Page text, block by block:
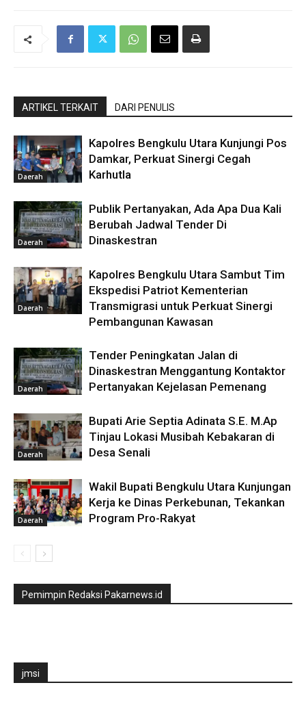
ARTIKEL TERKAIT DARI PENULIS
Daerah
Kapolres Bengkulu Utara Kunjungi Pos
Damkar, Perkuat Sinergi Cegah
Karhutla
Daerah
Publik Pertanyakan, Ada Apa Dua Kali
Berubah Jadwal Tender Di
Dinaskestran
Daerah
Kapolres Bengkulu Utara Sambut Tim
Ekspedisi Patriot Kementerian
Transmigrasi untuk Perkuat Sinergi
Pembangunan Kawasan
Daerah
Tender Peningkatan Jalan di
Dinaskestran Menggantung Kontaktor
Pertanyakan Kejelasan Pemenang
Daerah
Bupati Arie Septia Adinata S.E. M.Ap
Tinjau Lokasi Musibah Kebakaran di
Desa Senali
Daerah
Wakil Bupati Bengkulu Utara Kunjungan
Kerja ke Dinas Perkebunan, Tekankan
Program Pro-Rakyat
Pemimpin Redaksi Pakarnews.id
jmsi